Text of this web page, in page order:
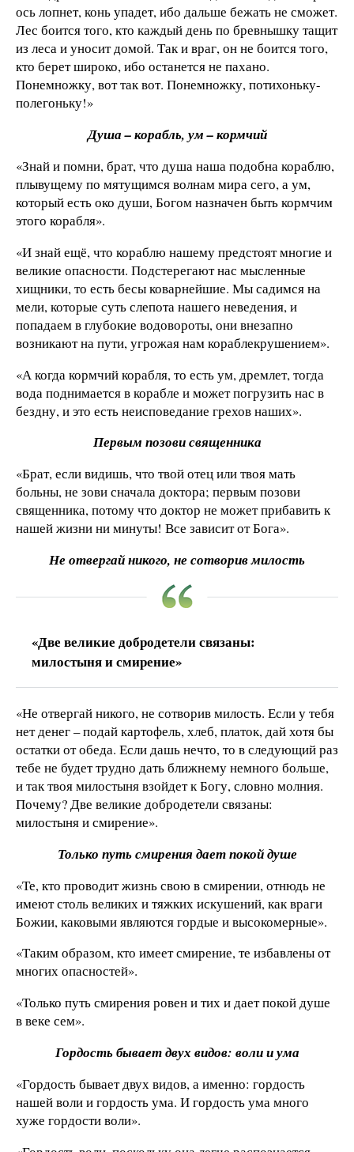
ось лопнет, конь упадет, ибо дальше бежать не сможет.
Лес боится того, кто каждый день по бревнышку тащит
из леса и уносит домой. Так и враг, он не боится того,
кто берет широко, ибо останется не пахано.
Понемножку, вот так вот. Понемножку, потихоньку-
полегоньку!»
Душа – корабль, ум – кормчий
«Знай и помни, брат, что душа наша подобна кораблю,
плывущему по мятущимся волнам мира сего, а ум,
который есть око души, Богом назначен быть кормчим
этого корабля».
«И знай ещё, что кораблю нашему предстоят многие и
великие опасности. Подстерегают нас мысленные
хищники, то есть бесы коварнейшие. Мы садимся на
мели, которые суть слепота нашего неведения, и
попадаем в глубокие водовороты, они внезапно
возникают на пути, угрожая нам кораблекрушением».
«А когда кормчий корабля, то есть ум, дремлет, тогда
вода поднимается в корабле и может погрузить нас в
бездну, и это есть неисповедание грехов наших».
Первым позови священника
«Брат, если видишь, что твой отец или твоя мать
больны, не зови сначала доктора; первым позови
священника, потому что доктор не может прибавить к
нашей жизни ни минуты! Все зависит от Бога».
Не отвергай никого, не сотворив милость
«Две великие добродетели связаны:
милостыня и смирение»
«Не отвергай никого, не сотворив милость. Если у тебя
нет денег – подай картофель, хлеб, платок, дай хотя бы
остатки от обеда. Если дашь нечто, то в следующий раз
тебе не будет трудно дать ближнему немного больше,
и так твоя милостыня взойдет к Богу, словно молния.
Почему? Две великие добродетели связаны:
милостыня и смирение».
Только путь смирения дает покой душе
«Те, кто проводит жизнь свою в смирении, отнюдь не
имеют столь великих и тяжких искушений, как враги
Божии, каковыми являются гордые и высокомерные».
«Таким образом, кто имеет смирение, те избавлены от
многих опасностей».
«Только путь смирения ровен и тих и дает покой душе
в веке сем».
Гордость бывает двух видов: воли и ума
«Гордость бывает двух видов, а именно: гордость
нашей воли и гордость ума. И гордость ума много
хуже гордости воли».